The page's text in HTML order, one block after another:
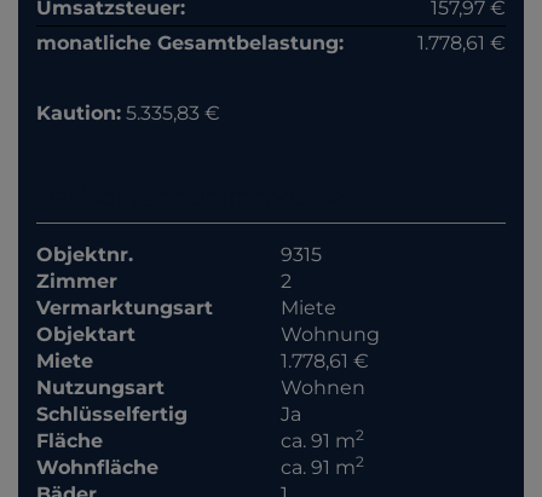
Umsatzsteuer:
157,97 €
monatliche Gesamtbelastung:
1.778,61 €
Kaution: 5.335,83 €
Objektnr.
9315
Zimmer
2
Vermarktungsart
Miete
Objektart
Wohnung
Miete
1.778,61 €
Nutzungsart
Wohnen
Schlüsselfertig
Ja
Fläche
ca. 91 m2
Wohnfläche ca. 91 m2